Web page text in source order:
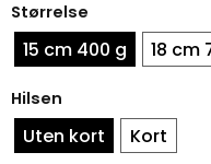
Størrelse
15 cm 400 g 18 cm
Hilsen
Uten kort Kort
Blå
Kanin
-
designer
egg
2025
antall